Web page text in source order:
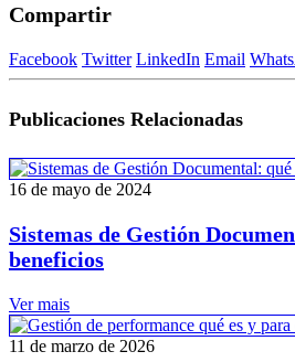
Compartir
Facebook Twitter LinkedIn Email
Publicaciones Relacionadas
16 de mayo de 2024
Sistemas de Gestión
beneficios
Ver mais
11 de marzo de 2026